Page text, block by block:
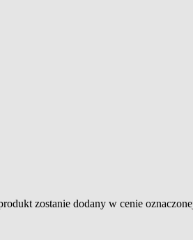
zostanie dodany w cenie